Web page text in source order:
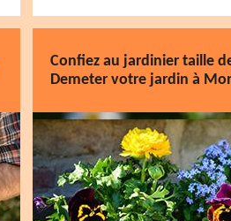
Confiez au jardinier taille
Demeter votre jardin à